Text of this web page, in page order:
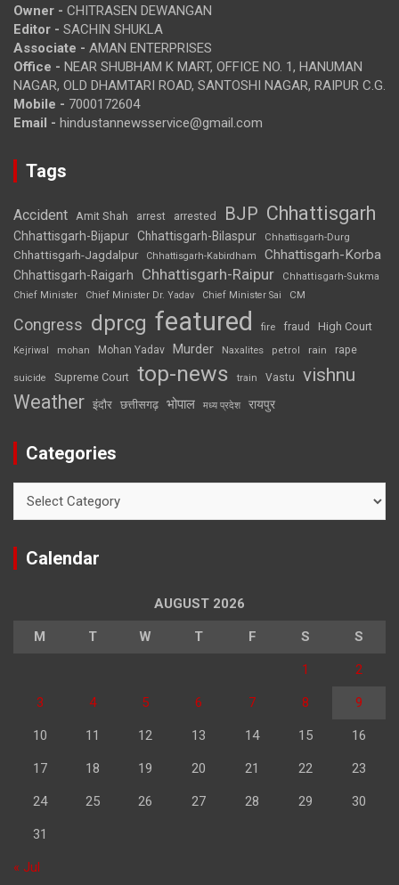
Owner - CHITRASEN DEWANGAN
Editor - SACHIN SHUKLA
Associate - AMAN ENTERPRISES
Office - NEAR SHUBHAM K MART, OFFICE NO. 1, HANUMAN
NAGAR, OLD DHAMTARI ROAD, SANTOSHI NAGAR, RAIPUR C.G.
Mobile - 7000172604
Email - hindustannewsservice@gmail.com
Tags
Accident Amit Shah arrest arrested BJP Chhattisgarh
Chhattisgarh-Bijapur Chhattisgarh-Bilaspur Chhattisgarh-Durg
Chhattisgarh-Jagdalpur Chhattisgarh-Kabirdham Chhattisgarh-Korba
Chhattisgarh-Raigarh Chhattisgarh-Raipur
Chhattisgarh-Sukma
Chief Minister
Chief Minister Dr. Yadav Chief Minister Sai CM
Congress dprcg featured fire fraud High Court
Kejriwal mohan Mohan Yadav Murder Naxalites petrol rain rape
suicide Supreme Court top-news train Vastu vishnu
Weather इंदौर छत्तीसगढ़ भोपाल मध्य प्रदेश रायपुर
Categories
Calendar
AUGUST 2026
M T W T F S S
1 2
3 4 5 6 7 8 9
10 11 12 13 14 15 16
17 18 19 20 21 22 23
24 25 26 27 28 29 30
31
« Jul